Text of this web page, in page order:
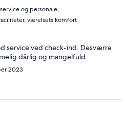
og personale,
værelsets komfort
service ved check-ind. Desværre
dårlig og mangelfuld.
2023